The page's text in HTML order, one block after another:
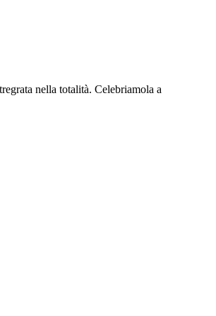
nella totalità. Celebriamola a